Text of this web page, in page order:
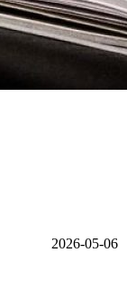
2026-05-06